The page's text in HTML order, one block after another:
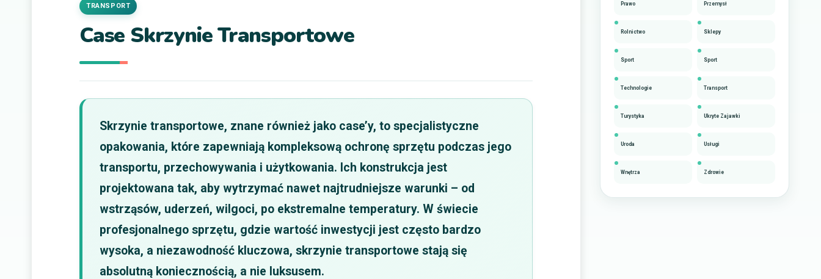
Case Skrzynie Transportowe
TRANSPORT
Skrzynie transportowe, znane również jako case’y, to specjalistyczne
opakowania, które zapewniają kompleksową ochronę sprzętu podczas jego
transportu, przechowywania i użytkowania. Ich konstrukcja jest
projektowana tak, aby wytrzymać nawet najtrudniejsze warunki – od
wstrząsów, uderzeń, wilgoci, po ekstremalne temperatury. W świecie
profesjonalnego sprzętu, gdzie wartość inwestycji jest często bardzo
wysoka, a niezawodność kluczowa, skrzynie transportowe stają się
absolutną koniecznością, a nie luksusem.
Prawo Przemysł
Rolnictwo Sklepy
Sport Sport
Technologie Transport
Turystyka Ukryte Zajawki
Uroda Usługi
Wnętrza Zdrowie